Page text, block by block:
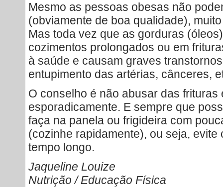
Mesmo as pessoas obesas não
(obviamente de boa qualidade),
Mas toda vez que as gorduras
cozimentos prolongados ou em
à saúde e causam graves
entupimento das artérias, cânceres,
O conselho é não abusar das frituras
esporadicamente. E sempre que
faça na panela ou frigideira com
(cozinhe rapidamente), ou seja,
tempo longo.
Jaqueline Louize
Nutrição / Educação Física